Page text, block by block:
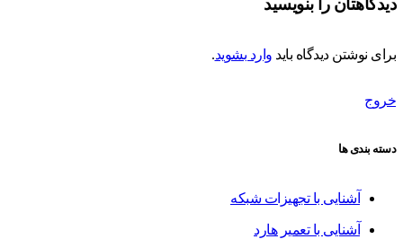
برای نوشتن دیدگاه باید وارد بشوید.
خروج
دسته بندی ها
آشنایی با تجهیزات شبکه
آشنایی با تعمیر هارد